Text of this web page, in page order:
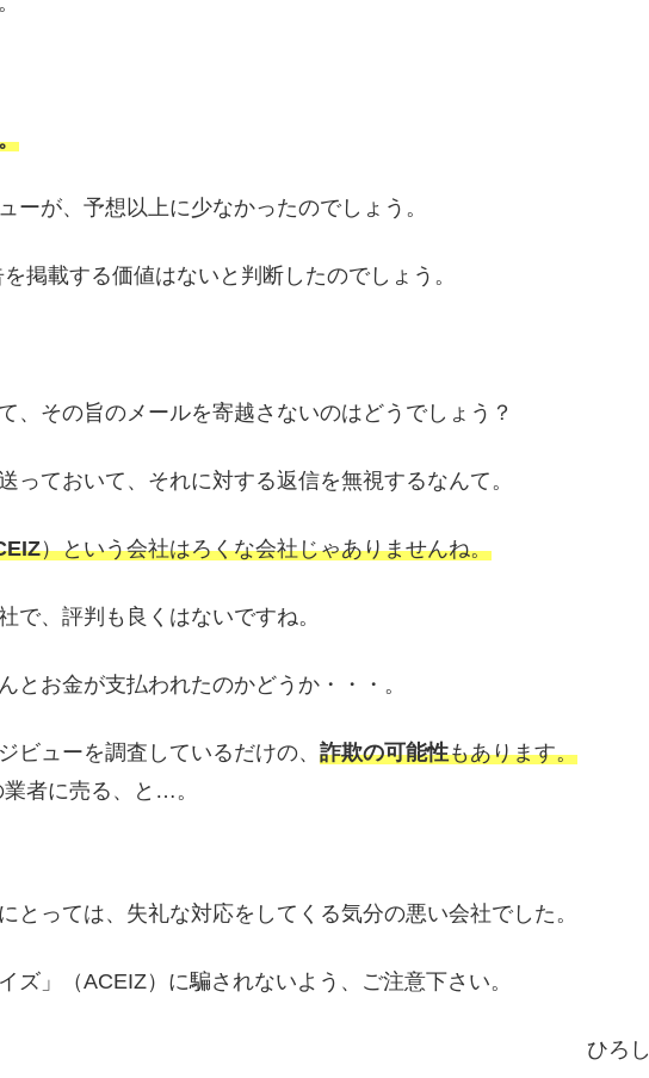
ーが、予想以上に少なかったのでしょう。
掲載する価値はないと判断したのでしょう。
、その旨のメールを寄越さないのはどうでしょう？
っておいて、それに対する返信を無視するなんて。
）という会社はろくな会社じゃありませんね。
で、評判も良くはないですね。
とお金が支払われたのかどうか・・・。
ビューを調査しているだけの、 詐欺の可能性もあります。
者に売る、と…。
とっては、失礼な対応をしてくる気分の悪い会社でした。
ズ」（ACEIZ）に騙されないよう、ご注意下さい。
ひろし